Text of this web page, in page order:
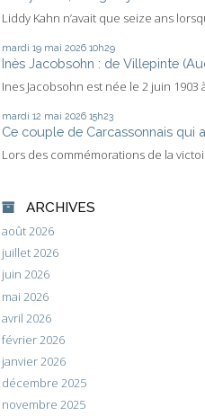
Liddy Kahn n’avait que seize ans
mardi 19 mai 2026 10h29
Inès Jacobsohn : de Villepinte
Ines Jacobsohn est née le 2 juin 1903
mardi 12 mai 2026 15h23
Ce couple de Carcassonnais qui a
Lors des commémorations de la
ARCHIVES
août 2026
juillet 2026
juin 2026
mai 2026
avril 2026
février 2026
janvier 2026
décembre 2025
novembre 2025